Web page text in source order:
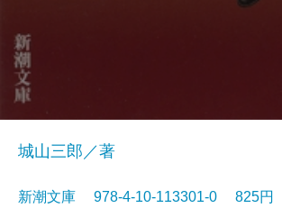
城山三郎／著
新潮文庫 978-4-10-113301-0 825円